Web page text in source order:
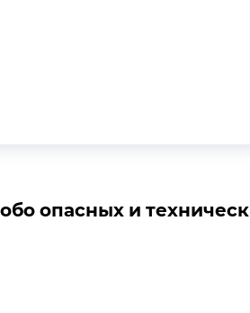
опасных и